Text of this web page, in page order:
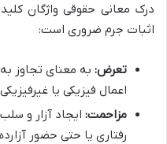
درک معانی حقوقی واژگان
اثبات جرم ضروری است:
تعرض: به معنای تجاوز
اعمال فیزیکی یا
مزاحمت: ایجاد آزار و
رفتاری یا حتی حضور